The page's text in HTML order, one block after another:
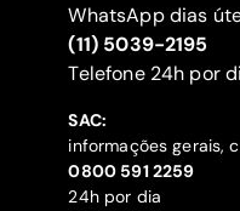
WhatsApp dias
(11) 5039-2195
‍Telefone 24h por
SAC:
informações gerais,
‍0800 591 2259
24h por dia